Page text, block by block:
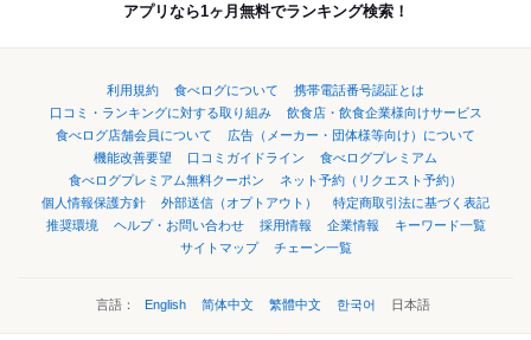
アプリなら1ヶ月無料でランキング検索！
利用規約 食べログについて
携帯電話番号認証とは
口コミ・ランキングに対する取り組み
飲食店・飲食企業様向けサービス
食べログ店舗会員について
広告（メーカー・団体様等向け）について
機能改善要望
口コミガイドライン
食べログプレミアム
食べログプレミアム無料クーポン
ネット予約（リクエスト予約）
個人情報保護方針
外部送信（オプトアウト）
特定商取引法に基づく表記
推奨環境
ヘルプ・お問い合わせ 採用情報 企業情報
キーワード一覧
サイトマップ
チェーン一覧
言語： English 简体中文 繁體中文 한국어 日本語